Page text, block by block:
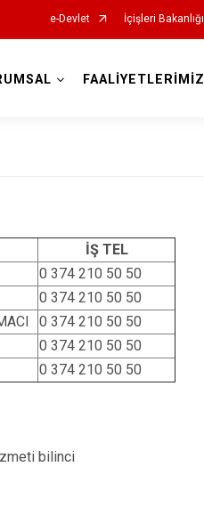
e-Devlet İçişleri Bakanlığı
FAALİYETLERİMİZ
İŞ TEL
0 374 210 50 50
0 374 210 50 50
0 374 210 50 50
0 374 210 50 50
0 374 210 50 50
bilinci